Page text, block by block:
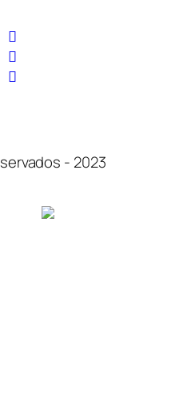
- 2023
por